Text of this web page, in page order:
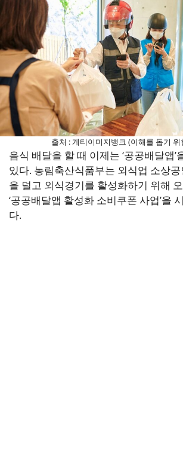
출처 : 게티이미지뱅크 (이해를 돕기
음식 배달을 할 때 이제는 ‘공공배달앱’
있다. 농림축산식품부는 외식업 소상
을 덜고 외식경기를 활성화하기 위해
‘공공배달앱 활성화 소비쿠폰 사업’을
다.